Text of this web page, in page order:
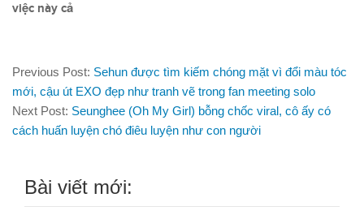
việc này cả
Previous Post: Sehun được tìm kiếm chóng mặt vì đổi màu tóc
mới, cậu út EXO đẹp như tranh vẽ trong fan meeting solo
Next Post: Seunghee (Oh My Girl) bỗng chốc viral, cô ấy có
cách huấn luyện chó điêu luyện như con người
Bài viết mới: